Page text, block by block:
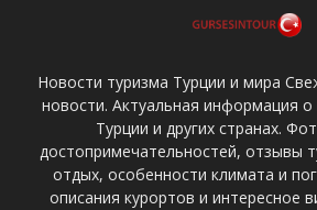
Новости туризма Турции и мира
новости. Актуальная информация
Турции и других странах.
достопримечательностей, отзывы
отдых, особенности климата и
описания курортов и интересное